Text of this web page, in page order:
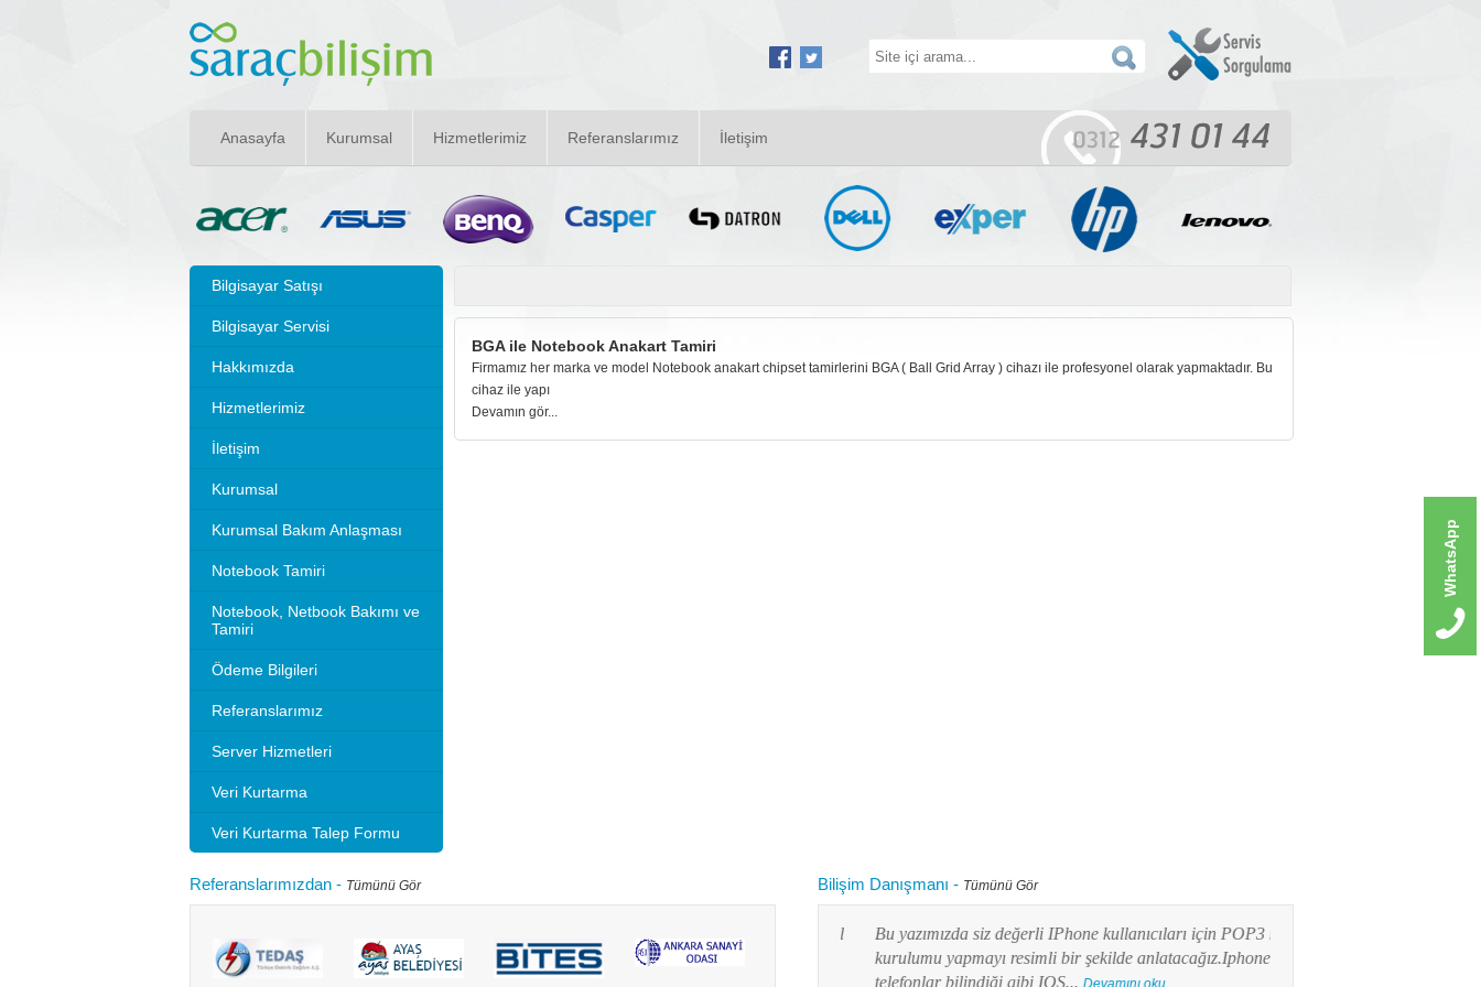
Anasayfa Kurumsal Hizmetlerimiz Referanslarımız İletişim
Bilgisayar Satışı
Bilgisayar Servisi
Hakkımızda
Hizmetlerimiz
İletişim
Kurumsal
Kurumsal Bakım Anlaşması
Notebook Tamiri
Notebook, Netbook Bakımı ve
Tamiri
Ödeme Bilgileri
Referanslarımız
Server Hizmetleri
Veri Kurtarma
Veri Kurtarma Talep Formu
BGA ile Notebook Anakart Tamiri
Firmamız her marka ve model Notebook anakart chipset tamirlerini BGA ( Ball Grid Array ) cihazı ile profesyonel olarak yapmaktadır. Bu
cihaz ile yapı
Devamın gör...
Referanslarımızdan - Tümünü Gör Bilişim Danışmanı - Tümünü Gör
sürümleri de benzer ayarlar ile
Resimlerin üzerine tıklay...
hızlandırırım" diye aklınızdan zaman zaman bu soru
Bu yazımızda siz değerli IPhone kullanıcıları için POP3 mail
kurulumu yapmayı resimli bir şekilde anlatacağız.Iphone
telefonlar bilindiği gibi IOS...Devamını oku...
WhatsApp